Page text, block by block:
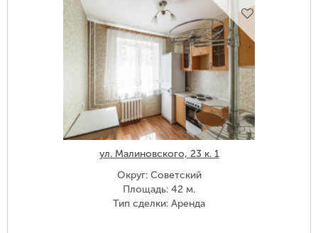
ул. Малиновского, 23 к. 1
Округ: Советский
Площадь: 42 м.
Тип сделки: Аренда